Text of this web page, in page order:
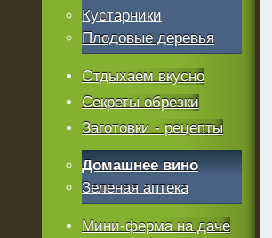
Кустарники
Плодовые деревья
Отдыхаем вкусно
Секреты обрезки
Заготовки - рецепты
Домашнее вино
Зеленая аптека
Мини-ферма на даче